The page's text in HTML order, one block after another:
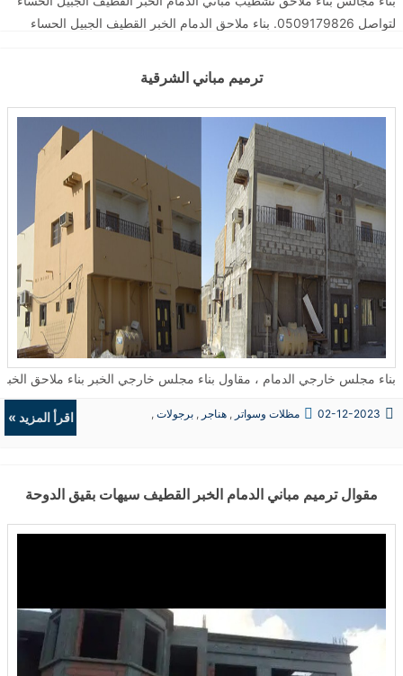
لتواصل 0509179826. بناء ملاحق الدمام الخبر القطيف الجبيل الحساء
مفتاح الدمام الخبر القطيف الجبيل الحساء تشطيب وتجديد وصيانه مباني
الدمام الخبر القطيف الجبيل الحساء ...
ترميم مباني الشرقية
بناء مجلس خارجي الدمام ، مقاول بناء مجلس خارجي الخبر بناء ملاحق الخبر ، بناء ملحق خارجي جاهز , شركة
02-12-2023 مظلات وسواتر , هناجر , برجولات ,
اقرأ المزيد »
مقوال ترميم مباني الدمام الخبر القطيف سيهات بقيق الدوحة